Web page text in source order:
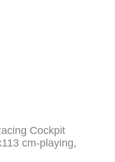
Cockpit
cm-playing,